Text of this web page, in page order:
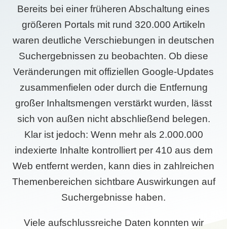
Bereits bei einer früheren Abschaltung eines
größeren Portals mit rund 320.000 Artikeln
waren deutliche Verschiebungen in deutschen
Suchergebnissen zu beobachten. Ob diese
Veränderungen mit offiziellen Google-Updates
zusammenfielen oder durch die Entfernung
großer Inhaltsmengen verstärkt wurden, lässt
sich von außen nicht abschließend belegen.
Klar ist jedoch: Wenn mehr als 2.000.000
indexierte Inhalte kontrolliert per 410 aus dem
Web entfernt werden, kann dies in zahlreichen
Themenbereichen sichtbare Auswirkungen auf
Suchergebnisse haben.
Viele aufschlussreiche Daten konnten wir